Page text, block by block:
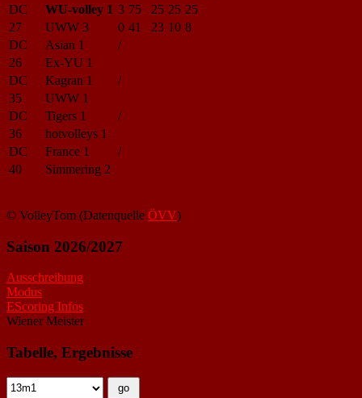
DC
WU-volley 1 3 75 25 25 25
27
UWW 3 0 41 23 10 8
DC
Asian 1
/
26
Ex-YU 1
DC
Kagran 1
/
35
UWW 1
DC
Tigers 1
/
36
hotvolleys 1
DC
France 1
/
40
Simmering 2
© VolleyTom (Datenquelle ÖVV)
Saison 2026/2027
Ausschreibung
Modus
EScoring Infos
Wiener Meister
Tabelle, Ergebnisse